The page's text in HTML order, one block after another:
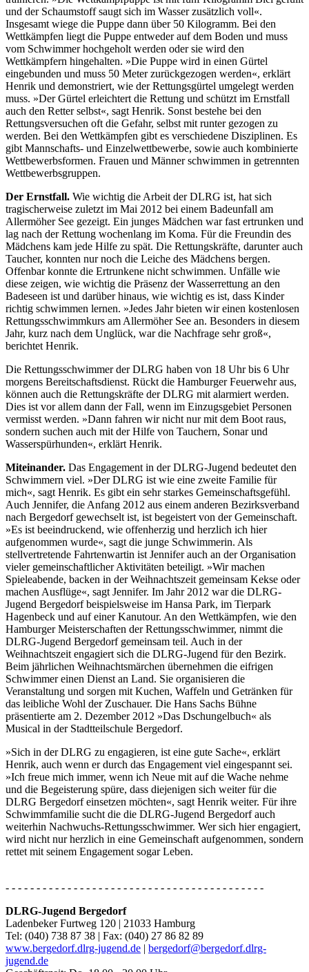
und der Schaumstoff saugt sich im Wasser zusätzlich voll«.
Insgesamt wiege die Puppe dann über 50 Kilogramm. Bei den
Wettkämpfen liegt die Puppe entweder auf dem Boden und muss
vom Schwimmer hochgeholt werden oder sie wird den
Wettkämpfern hingehalten. »Die Puppe wird in einen Gürtel
eingebunden und muss 50 Meter zurückgezogen werden«, erklärt
Henrik und demonstriert, wie der Rettungsgürtel umgelegt werden
muss. »Der Gürtel erleichtert die Rettung und schützt im Ernstfall
auch den Retter selbst«, sagt Henrik. Sonst bestehe bei den
Rettungsversuchen oft die Gefahr, selbst mit runter gezogen zu
werden. Bei den Wettkämpfen gibt es verschiedene Disziplinen. Es
gibt Mannschafts- und Einzelwettbewerbe, sowie auch kombinierte
Wettbewerbsformen. Frauen und Männer schwimmen in getrennten
Wettbewerbsgruppen.
Der Ernstfall. Wie wichtig die Arbeit der DLRG ist, hat sich
tragischerweise zuletzt im Mai 2012 bei einem Badeunfall am
Allermöher See gezeigt. Ein junges Mädchen war fast ertrunken und
lag nach der Rettung wochenlang im Koma. Für die Freundin des
Mädchens kam jede Hilfe zu spät. Die Rettungskräfte, darunter auch
Taucher, konnten nur noch die Leiche des Mädchens bergen.
Offenbar konnte die Ertrunkene nicht schwimmen. Unfälle wie
diese zeigen, wie wichtig die Präsenz der Wasserrettung an den
Badeseen ist und darüber hinaus, wie wichtig es ist, dass Kinder
richtig schwimmen lernen. »Jedes Jahr bieten wir einen kostenlosen
Rettungsschwimmkurs am Allermöher See an. Besonders in diesem
Jahr, kurz nach dem Unglück, war die Nachfrage sehr groß«,
berichtet Henrik.
Die Rettungsschwimmer der DLRG haben von 18 Uhr bis 6 Uhr
morgens Bereitschaftsdienst. Rückt die Hamburger Feuerwehr aus,
können auch die Rettungskräfte der DLRG mit alarmiert werden.
Dies ist vor allem dann der Fall, wenn im Einzugsgebiet Personen
vermisst werden. »Dann fahren wir nicht nur mit dem Boot raus,
sondern suchen auch mit der Hilfe von Tauchern, Sonar und
Wasserspürhunden«, erklärt Henrik.
Miteinander. Das Engagement in der DLRG-Jugend bedeutet den
Schwimmern viel. »Der DLRG ist wie eine zweite Familie für
mich«, sagt Henrik. Es gibt ein sehr starkes Gemeinschaftsgefühl.
Auch Jennifer, die Anfang 2012 aus einem anderen Bezirksverband
nach Bergedorf gewechselt ist, ist begeistert von der Gemeinschaft.
»Es ist beeindruckend, wie offenherzig und herzlich ich hier
aufgenommen wurde«, sagt die junge Schwimmerin. Als
stellvertretende Fahrtenwartin ist Jennifer auch an der Organisation
vieler gemeinschaftlicher Aktivitäten beteiligt. »Wir machen
Spieleabende, backen in der Weihnachtszeit gemeinsam Kekse oder
machen Ausflüge«, sagt Jennifer. Im Jahr 2012 war die DLRG-
Jugend Bergedorf beispielsweise im Hansa Park, im Tierpark
Hagenbeck und auf einer Kanutour. An den Wettkämpfen, wie den
Hamburger Meisterschaften der Rettungsschwimmer, nimmt die
DLRG-Jugend Bergedorf gemeinsam teil. Auch in der
Weihnachtszeit engagiert sich die DLRG-Jugend für den Bezirk.
Beim jährlichen Weihnachtsmärchen übernehmen die eifrigen
Schwimmer einen Dienst an Land. Sie organisieren die
Veranstaltung und sorgen mit Kuchen, Waffeln und Getränken für
das leibliche Wohl der Zuschauer. Die Hans Sachs Bühne
präsentierte am 2. Dezember 2012 »Das Dschungelbuch« als
Musical in der Stadtteilschule Bergedorf.
»Sich in der DLRG zu engagieren, ist eine gute Sache«, erklärt
Henrik, auch wenn er durch das Engagement viel eingespannt sei.
»Ich freue mich immer, wenn ich Neue mit auf die Wache nehme
und die Begeisterung spüre, dass diejenigen sich weiter für die
DLRG Bergedorf einsetzen möchten«, sagt Henrik weiter. Für ihre
Schwimmfamilie sucht die die DLRG-Jugend Bergedorf auch
weiterhin Nachwuchs-Rettungsschwimmer. Wer sich hier engagiert,
wird nicht nur herzlich in eine Gemeinschaft aufgenommen, sondern
rettet mit seinem Engagement sogar Leben.
- - - - - - - - - - - - - - - - - - - - - - - - - - - - - - - - - - - - - - - - - -
DLRG-Jugend Bergedorf
Ladenbeker Furtweg 120 | 21033 Hamburg
Tel: (040) 738 87 38 | Fax: (040) 27 86 82 89
www.bergedorf.dlrg-jugend.de | bergedorf@bergedorf.dlrg-
jugend.de